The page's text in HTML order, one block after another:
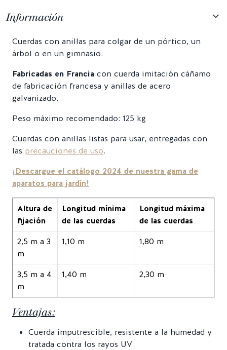
Información
Cuerdas con anillas para colgar de un pórtico, un
árbol o en un gimnasio.
Fabricadas en Francia con cuerda imitación cáñamo
de fabricación francesa y anillas de acero
galvanizado.
Peso máximo recomendado: 125 kg
Cuerdas con anillas listas para usar, entregadas con
las precauciones de uso.
¡Descargue el catálogo 2024 de nuestra gama de
aparatos para jardín!
Altura de
fijación
Longitud mínima
de las cuerdas
Longitud máxima
de las cuerdas
2,5 m a 3
m
1,10 m 1,80 m
3,5 m a 4
m
1,40 m 2,30 m
Ventajas:
Cuerda imputrescible, resistente a la humedad y
tratada contra los rayos UV